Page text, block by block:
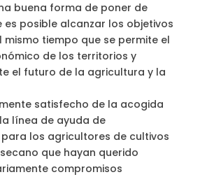
buena forma de poner de
es posible alcanzar los objetivos
mismo tiempo que se permite el
de los territorios y
el futuro de la agricultura y la
satisfecho de la acogida
línea de ayuda de
para los agricultores de cultivos
que hayan querido
compromisos